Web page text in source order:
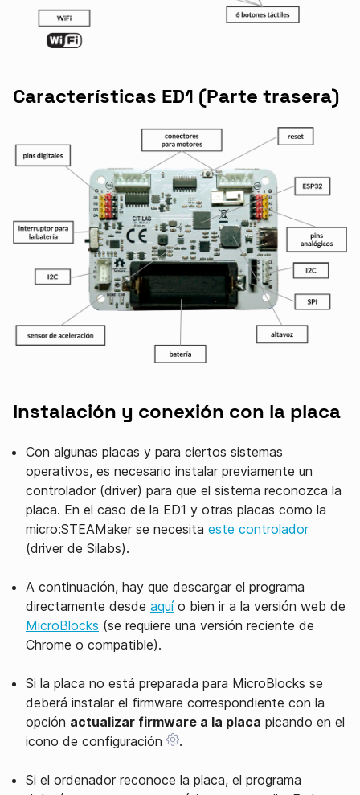
Características ED1 (Parte trasera)
Instalación y conexión con la placa
Con algunas placas y para ciertos sistemas
operativos, es necesario instalar previamente un
controlador (driver) para que el sistema reconozca la
placa. En el caso de la ED1 y otras placas como la
micro:STEAMaker se necesita este controlador
(driver de Silabs).
A continuación, hay que descargar el programa
directamente desde aquío bien ir a la versión web de
MicroBlocks (se requiere una versión reciente de
Chrome o compatible).
Si la placa no está preparada para MicroBlocks se
deberá instalar el firmware correspondiente con la
opción actualizar firmware a la placa picando en el
icono de configuración
.
Si el ordenador reconoce la placa, el programa